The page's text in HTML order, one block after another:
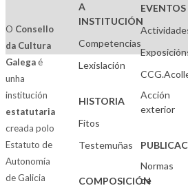
O Consello
da Cultura
Galegaé
unha
institución
estatutaria
creada polo
Estatuto de
Autonomía
de Galicia
A
INSTITUCIÓN
Competencias
Lexislación
HISTORIA
Fitos
Testemuñas
COMPOSICIÓN
EVENTOS
Acción
exterior
Normas
de